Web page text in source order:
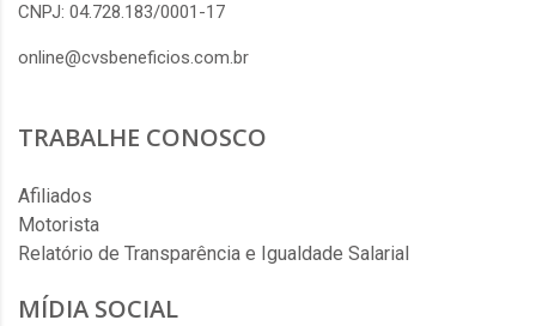
CNPJ: 04.728.183/0001-17
online@cvsbeneficios.com.br
TRABALHE CONOSCO
Afiliados
Motorista
Relatório de Transparência e Igualdade Salarial
MÍDIA SOCIAL